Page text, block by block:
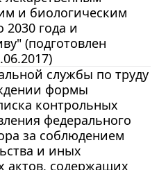
и биологическим
2030 года и
(подготовлен
службы по труду
формы
контрольных
федерального
за соблюдением
и иных
актов, содержащих